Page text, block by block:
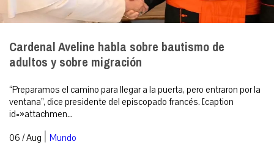
Cardenal Aveline habla sobre bautismo de
adultos y sobre migración
“Preparamos el camino para llegar a la puerta, pero entraron por la
ventana”, dice presidente del episcopado francés. [caption
id=»attachmen...
06 / Aug | Mundo